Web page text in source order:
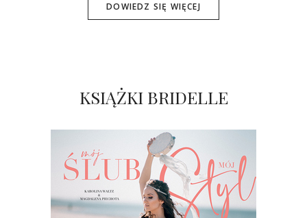
DOWIEDZ SIĘ WIĘCEJ
KSIĄŻKI BRIDELLE